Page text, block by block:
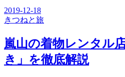
2019-12-18
きつねと旅
嵐山の着物レンタル
き」を徹底解説